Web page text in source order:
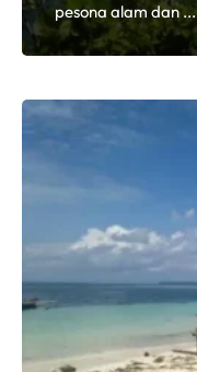
pesona alam dan ...